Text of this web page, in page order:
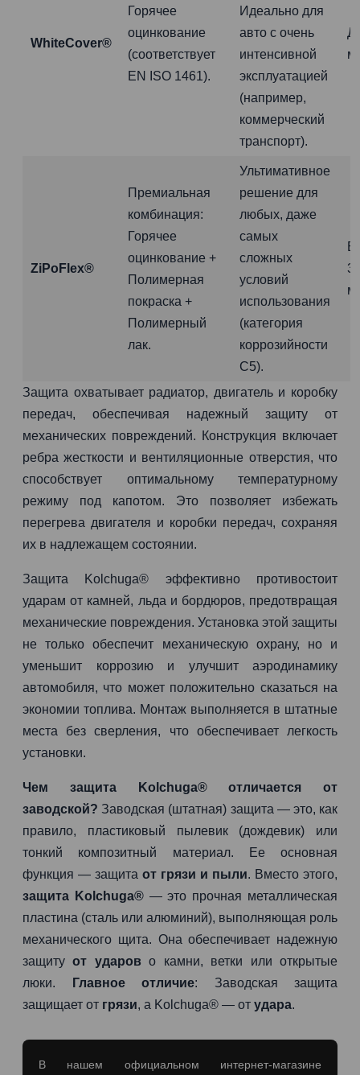
WhiteCover®
Горячее
оцинкование
(соответствует
EN ISO 1461).
Идеально для
авто с очень
интенсивной
эксплуатацией
(например,
коммерческий
транспорт).
ZiPoFlex®
Премиальная
комбинация:
Горячее
оцинкование +
Полимерная
покраска +
Полимерный
лак.
Ультимативное
решение для
любых, даже
самых
сложных
условий
использования
(категория
коррозийности
C5).
Защита охватывает радиатор, двигатель и коробку
передач, обеспечивая надежный защиту от
механических повреждений. Конструкция включает
ребра жесткости и вентиляционные отверстия, что
способствует оптимальному температурному
режиму под капотом. Это позволяет избежать
перегрева двигателя и коробки передач, сохраняя
их в надлежащем состоянии.
Защита Kolchuga® эффективно противостоит
ударам от камней, льда и бордюров, предотвращая
механические повреждения. Установка этой защиты
не только обеспечит механическую охрану, но и
уменьшит коррозию и улучшит аэродинамику
автомобиля, что может положительно сказаться на
экономии топлива. Монтаж выполняется в штатные
места без сверления, что обеспечивает легкость
установки.
Чем защита Kolchuga® отличается от
заводской? Заводская (штатная) защита — это, как
правило, пластиковый пылевик (дождевик) или
тонкий композитный материал. Ее основная
функция — защита от грязи и пыли. Вместо этого,
защита Kolchuga®— это прочная металлическая
пластина (сталь или алюминий), выполняющая роль
механического щита. Она обеспечивает надежную
защитуот ударов о камни, ветки или открытые
люки.
Главное отличие: Заводская защита
защищает от грязи, а Kolchuga® — от удара.
В нашем официальном интернет-магазине